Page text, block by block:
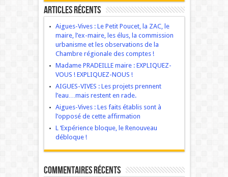
Articles récents
Aigues-Vives : Le Petit Poucet, la ZAC, le
maire, l’ex-maire, les élus, la commission
urbanisme et les observations de la
Chambre régionale des comptes !
Madame PRADEILLE maire : EXPLIQUEZ-
VOUS ! EXPLIQUEZ-NOUS !
AIGUES-VIVES : Les projets prennent
l’eau…mais restent en rade.
Aigues-Vives : Les faits établis sont à
l’opposé de cette affirmation
L ‘Expérience bloque, le Renouveau
débloque !
Commentaires récents